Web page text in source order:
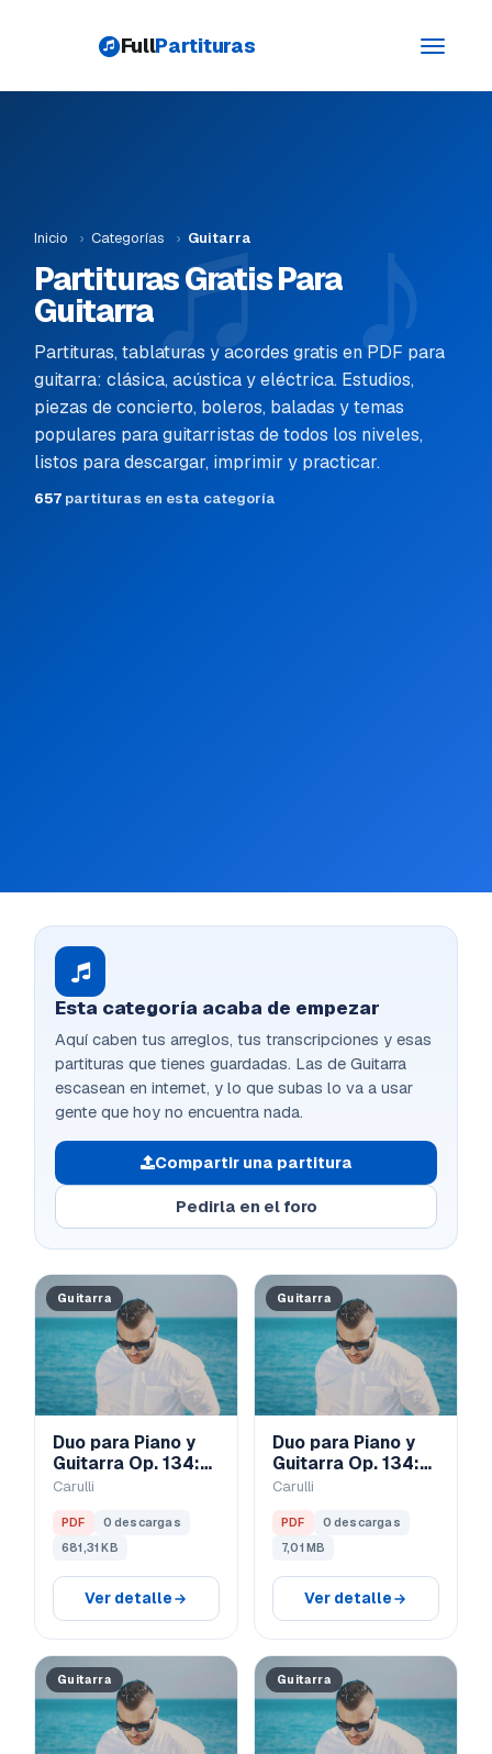
Toggle
FullPartituras
Inicio › Categorías › Guitarra
Partituras Gratis Para
Guitarra
Partituras, tablaturas y acordes gratis en PDF para
guitarra: clásica, acústica y eléctrica. Estudios,
piezas de concierto, boleros, baladas y temas
populares para guitarristas de todos los niveles,
listos para descargar, imprimir y practicar.
657 partituras en esta categoría
Esta categoría acaba de empezar
Aquí caben tus arreglos, tus transcripciones y esas
partituras que tienes guardadas. Las de Guitarra
escasean en internet, y lo que subas lo va a usar
gente que hoy no encuentra nada.
Compartir una partitura
Pedirla en el foro
Guitarra
Duo para Piano y
Guitarra Op. 134:
Parte de la
Carulli
PDF
0 descargas
681,31 KB
Ver detalle
Guitarra
Duo para Piano y
Guitarra Op. 134:
Parte del Piano
Carulli
PDF
0 descargas
7,01 MB
Ver detalle
Guitarra Guitarra